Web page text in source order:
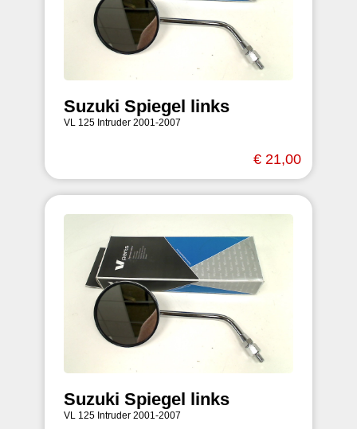
Suzuki Spiegel links
VL 125 Intruder 2001-2007
€ 21,00
Suzuki Spiegel links
VL 125 Intruder 2001-2007